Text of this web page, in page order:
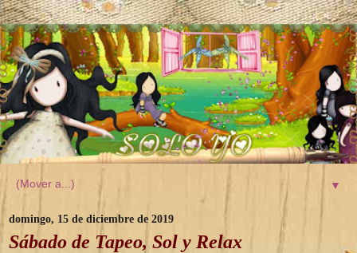
▼
domingo, 15 de diciembre de 2019
Sábado de Tapeo, Sol y Relax